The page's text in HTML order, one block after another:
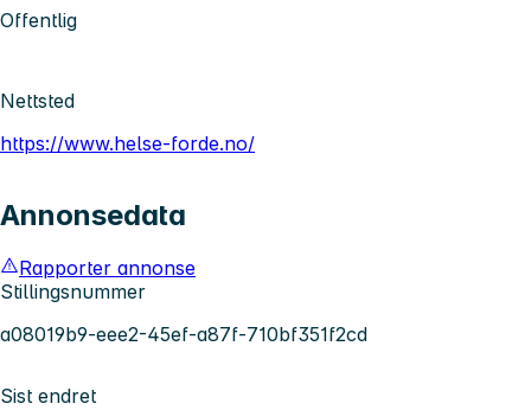
Offentlig
Nettsted
https://www.helse-forde.no/
Annonsedata
Rapporter annonse
Stillingsnummer
a08019b9-eee2-45ef-a87f-710bf351f2cd
Sist endret